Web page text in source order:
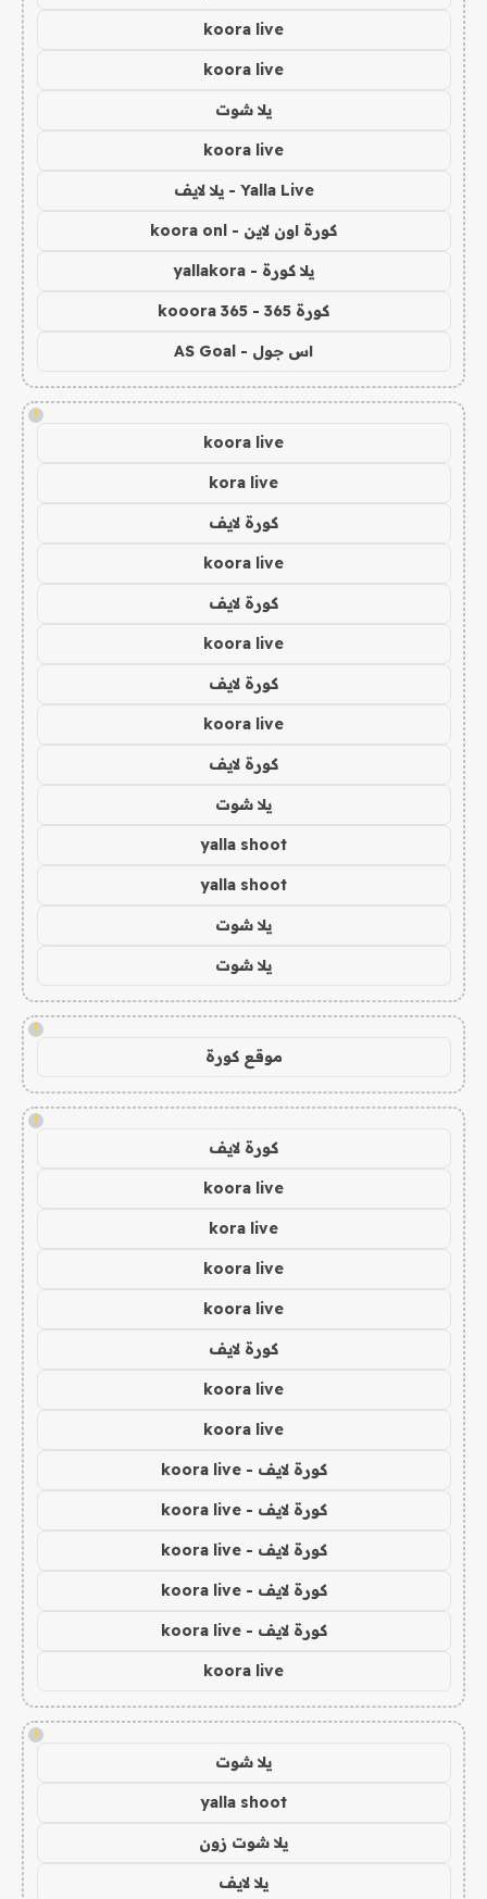
koora live
koora live
يلا شوت
koora live
Yalla Live - يلا لايف
كورة اون لاين - koora onl
يلا كورة - yallakora
كورة 365 - kooora 365
اس جول - AS Goal
!
koora live
kora live
كورة لايف
koora live
كورة لايف
koora live
كورة لايف
koora live
كورة لايف
يلا شوت
yalla shoot
yalla shoot
يلا شوت
يلا شوت
!
موقع كورة
!
كورة لايف
koora live
kora live
koora live
koora live
كورة لايف
koora live
koora live
كورة لايف - koora live
كورة لايف - koora live
كورة لايف - koora live
كورة لايف - koora live
كورة لايف - koora live
koora live
!
يلا شوت
yalla shoot
يلا شوت زون
يلا لايف